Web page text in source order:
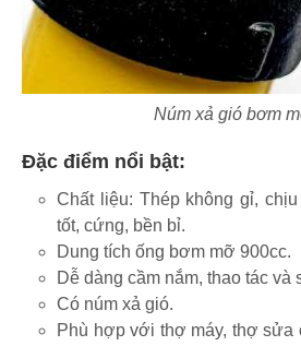
Núm xả gió bơm
Đặc điểm nổi bật:
Chất liệu: Thép không gỉ,
tốt, cứng, bền bỉ.
Dung tích ống bơm mỡ 900cc.
Dễ dàng cầm nắm, thao tác và
Có núm xả gió.
Phù hợp với thợ máy, thợ sửa